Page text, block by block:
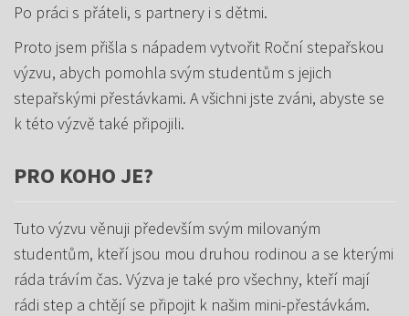
Po práci s přáteli, s partnery i s dětmi.
Proto jsem přišla s nápadem vytvořit Roční stepařskou
výzvu, abych pomohla svým studentům s jejich
stepařskými přestávkami. A všichni jste zváni, abyste se
k této výzvě také připojili.
PRO KOHO JE?
Tuto výzvu věnuji především svým milovaným
studentům, kteří jsou mou druhou rodinou a se kterými
ráda trávím čas. Výzva je také pro všechny, kteří mají
rádi step a chtějí se připojit k našim mini-přestávkám.